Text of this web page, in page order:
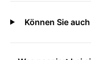
Können Sie